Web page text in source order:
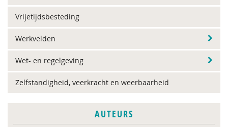
Vrijetijdsbesteding
Werkvelden
Wet- en regelgeving
Zelfstandigheid, veerkracht en weerbaarheid
AUTEURS